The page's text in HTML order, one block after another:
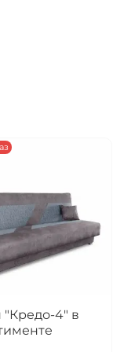
4" в